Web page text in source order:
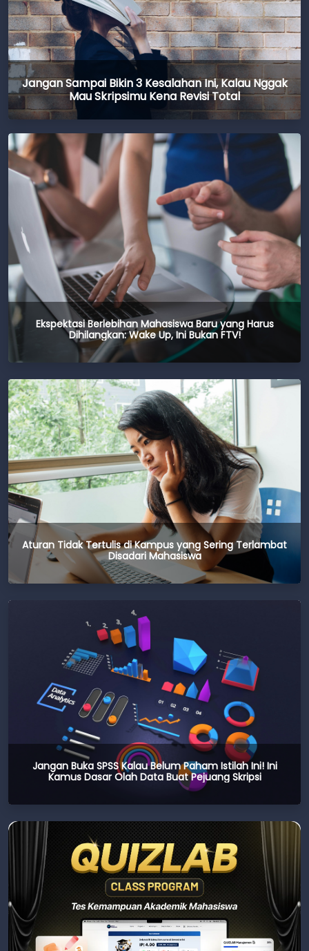
Jangan Sampai Bikin 3 Kesalahan Ini, Kalau Nggak
Mau Skripsimu Kena Revisi Total
Ekspektasi Berlebihan Mahasiswa Baru yang Harus
Dihilangkan: Wake Up, Ini Bukan FTV!
Aturan Tidak Tertulis di Kampus yang Sering Terlambat
Disadari Mahasiswa
Jangan Buka SPSS Kalau Belum Paham Istilah Ini! Ini
Kamus Dasar Olah Data Buat Pejuang Skripsi